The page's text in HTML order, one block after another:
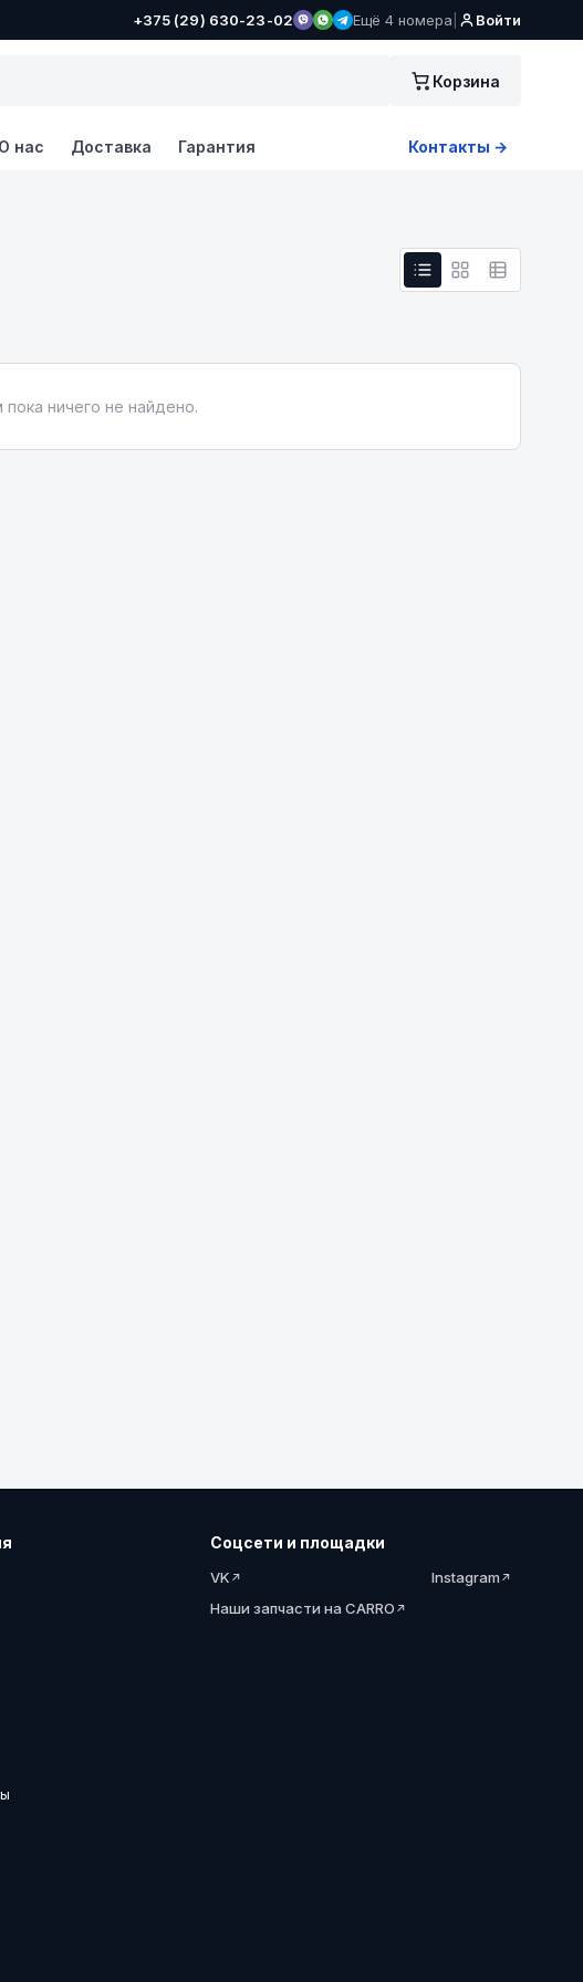
+375 (29) 630-23-02 Ещё 4 номера Войти
Корзина
О нас Доставка Гарантия Контакты →
ничего не найдено.
Соцсети и площадки
VK
Instagram
Наши запчасти на CARRO